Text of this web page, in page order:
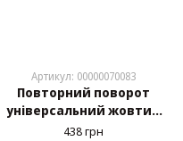
Артикул: 00000070083
Повторний поворот
універсальний жовтий
димчатий діодний
438 грн